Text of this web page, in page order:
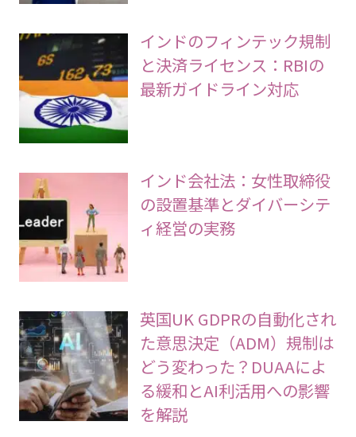
インドのフィンテック規制
と決済ライセンス：RBIの
最新ガイドライン対応
インド会社法：女性取締役
の設置基準とダイバーシテ
ィ経営の実務
英国UK GDPRの自動化され
た意思決定（ADM）規制は
どう変わった？DUAAによ
る緩和とAI利活用への影響
を解説